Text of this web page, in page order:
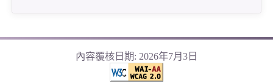
內容覆核日期: 2026年7月3日